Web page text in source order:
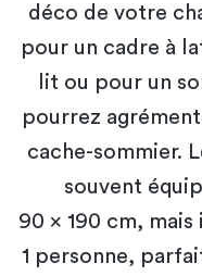
déco de votre
pour un cadre à
lit ou pour un
pourrez
cache-sommier.
souvent
90 × 190 cm,
1 personne,